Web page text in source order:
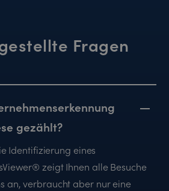
Fragen
gezählt?
Identifizierung eines
zeigt Ihnen alle Besuche
an, verbraucht aber nur eine